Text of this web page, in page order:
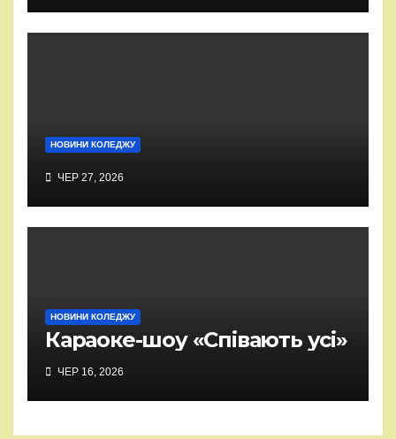
НОВИНИ КОЛЕДЖУ
ЧЕР 27, 2026
НОВИНИ КОЛЕДЖУ
Караоке-шоу «Співають усі»
ЧЕР 16, 2026